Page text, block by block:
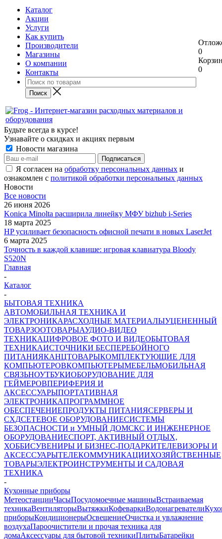
Каталог
Акции
Услуги
Как купить
Производители
Магазины
О компании
Контакты
0
0
Будьте всегда в курсе!
Узнавайте о скидках и акциях первым
Новости магазина
Я согласен на обработку персональных данных и
ознакомлен с политикой обработки персональных данных
Новости
Все новости
26 июня 2026
Konica Minolta расширила линейку МФУ bizhub i-Series
18 марта 2025
HP усиливает безопасность офисной печати в новых LaserJet
6 марта 2025
Точность в каждой клавише: игровая клавиатура Bloody
S520N
Главная
-
Каталог
-
БЫТОВАЯ ТЕХНИКА
АВТОМОБИЛЬНАЯ ТЕХНИКА И
ЭЛЕКТРОНИКАРАСХОДНЫЕ МАТЕРИАЛЫУЦЕНЕННЫЙ
ТОВАРЗООТОВАРЫАУДИО-ВИДЕО
ТЕХНИКАЦИФРОВОЕ ФОТО И ВИДЕОБЫТОВАЯ
ТЕХНИКАИСТОЧНИКИ БЕСПЕРЕБОЙНОГО
ПИТАНИЯКАНЦТОВАРЫКОМПЛЕКТУЮЩИЕ ДЛЯ
КОМПЬЮТЕРОВКОМПЬЮТЕРЫМЕБЕЛЬМОБИЛЬНАЯ
СВЯЗЬНОУТБУКИОБОРУДОВАНИЕ ДЛЯ
ГЕЙМЕРОВПЕРИФЕРИЯ И
АКСЕССУАРЫПОРТАТИВНАЯ
ЭЛЕКТРОНИКАПРОГРАММНОЕ
ОБЕСПЕЧЕНИЕПРОДУКТЫ ПИТАНИЯСЕРВЕРЫ И
СХДСЕТЕВОЕ ОБОРУДОВАНИЕСИСТЕМЫ
БЕЗОПАСНОСТИ и УМНЫЙ ДОМСКС И ИНЖЕНЕРНОЕ
ОБОРУДОВАНИЕСПОРТ, АКТИВНЫЙ ОТДЫХ,
ХОББИСУВЕНИРЫ И БИЗНЕС-ПОДАРКИТЕЛЕВИЗОРЫ И
АКСЕССУАРЫТЕЛЕКОММУНИКАЦИИХОЗЯЙСТВЕННЫЕ
ТОВАРЫЭЛЕКТРОИНСТРУМЕНТЫ И САДОВАЯ
ТЕХНИКА
-
Кухонные приборы
МетеостанцииЧасыПосудомоечные машиныВстраиваемая
техникаВентиляторыВытяжкиКофеваркиВодонагреватели
приборыКондиционерыОсвещениеОчистка и увлажнение
воздухаПароочистители и прочая техника для
домаАксессуары для бытовой техникиПлитыБатарейки